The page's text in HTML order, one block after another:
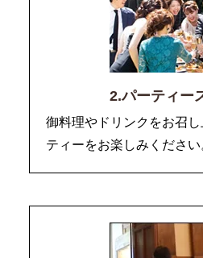
2.パーティー
御料理やドリンクをお召
ティーをお楽しみください